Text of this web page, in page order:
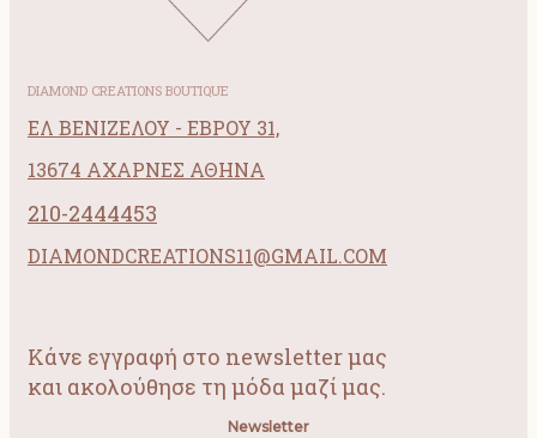
DIAMOND CREATIONS BOUTIQUE
ΕΛ ΒΕΝΙΖΕΛΟΥ - ΕΒΡΟΥ 31,
13674 ΑΧΑΡΝΕΣ ΑΘΗΝΑ
210-2444453
DIAMONDCREATIONS11@GMAIL.COM
Κάνε εγγραφή στο newsletter μας
και ακολούθησε τη μόδα μαζί μας.
Newsletter